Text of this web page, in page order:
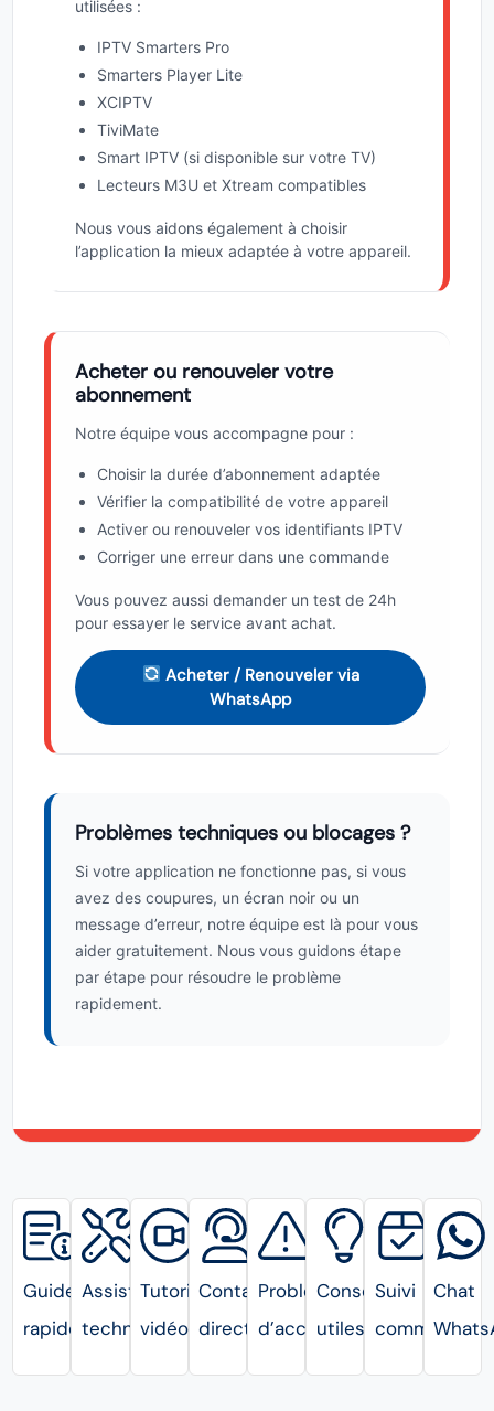
utilisées :
IPTV Smarters Pro
Smarters Player Lite
XCIPTV
TiviMate
Smart IPTV (si disponible sur votre TV)
Lecteurs M3U et Xtream compatibles
Nous vous aidons également à choisir
l’application la mieux adaptée à votre appareil.
Acheter ou renouveler votre
abonnement
Notre équipe vous accompagne pour :
Choisir la durée d’abonnement adaptée
Vérifier la compatibilité de votre appareil
Activer ou renouveler vos identifiants IPTV
Corriger une erreur dans une commande
Vous pouvez aussi demander un test de 24h
pour essayer le service avant achat.
Acheter / Renouveler via
WhatsApp
Problèmes techniques ou blocages ?
Si votre application ne fonctionne pas, si vous
avez des coupures, un écran noir ou un
message d’erreur, notre équipe est là pour vous
aider gratuitement. Nous vous guidons étape
par étape pour résoudre le problème
rapidement.
Guides
rapides
Assistance
technique
Tutoriels
vidéo
Contact
direct
Problèmes
d’accès
Conseils
utiles
Suivi
commande
Chat